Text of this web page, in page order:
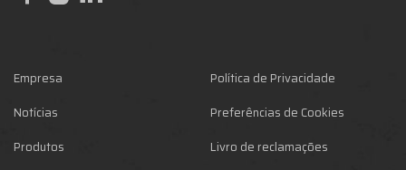
Empresa
Notícias
Produtos
Política de Privacidade
Preferências de Cookies
Livro de reclamações